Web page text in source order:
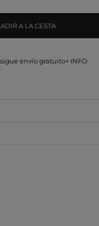
A LA CESTA
envío gratuito+ INFO